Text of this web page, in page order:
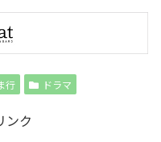
行 ドラマ
ンク